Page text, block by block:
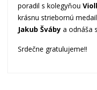
poradil s kolegyňou
krásnu striebornú
Jakub Šváby a odnáša
Srdečne gratulujeme!!